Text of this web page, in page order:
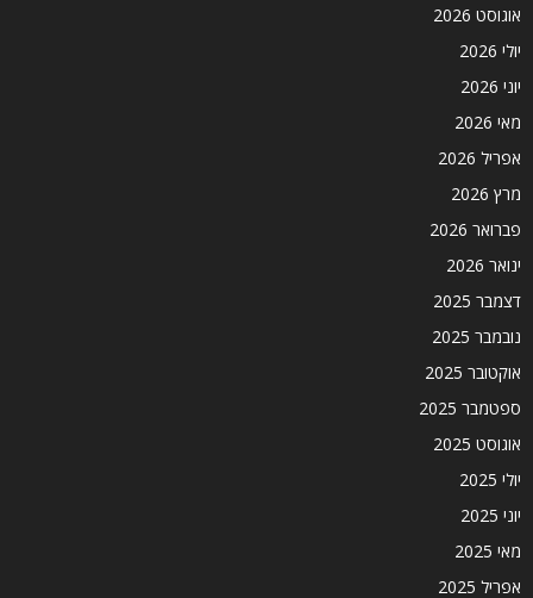
אוגוסט 2026
יולי 2026
יוני 2026
מאי 2026
אפריל 2026
מרץ 2026
פברואר 2026
ינואר 2026
דצמבר 2025
נובמבר 2025
אוקטובר 2025
ספטמבר 2025
אוגוסט 2025
יולי 2025
יוני 2025
מאי 2025
אפריל 2025